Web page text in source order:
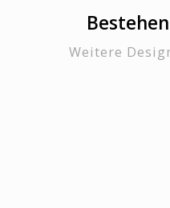
Weitere